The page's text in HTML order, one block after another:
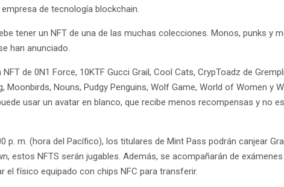
de tecnología blockchain.
tener un NFT de una de las muchas colecciones. Monos, punks y
han anunciado.
de 0N1 Force, 10KTF Gucci Grail, Cool Cats, CrypToadz de
Moonbirds, Nouns, Pudgy Penguins, Wolf Game, World of Women y
usar un avatar en blanco, que recibe menos recompensas y no
p. m. (hora del Pacífico), los titulares de Mint Pass podrán canjear
estos NFTS serán jugables. Además, se acompañarán de
el físico equipado con chips NFC para transferir.